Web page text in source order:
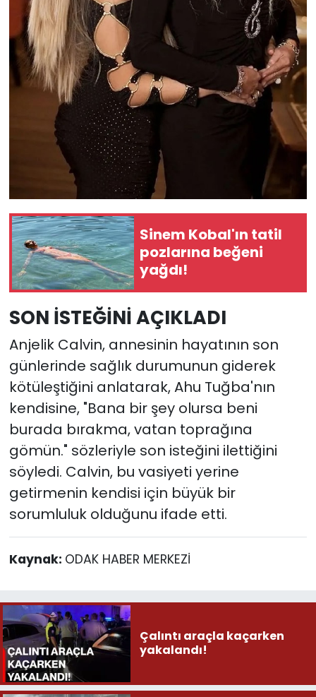
Sinem Kobal'ın tatil
pozlarına beğeni
yağdı!
SON İSTEĞİNİ AÇIKLADI
Anjelik Calvin, annesinin hayatının son
günlerinde sağlık durumunun giderek
kötüleştiğini anlatarak, Ahu Tuğba'nın
kendisine, "Bana bir şey olursa beni
burada bırakma, vatan toprağına
gömün." sözleriyle son isteğini ilettiğini
söyledi. Calvin, bu vasiyeti yerine
getirmenin kendisi için büyük bir
sorumluluk olduğunu ifade etti.
Kaynak: ODAK HABER MERKEZİ
Çalıntı araçla kaçarken
yakalandı!